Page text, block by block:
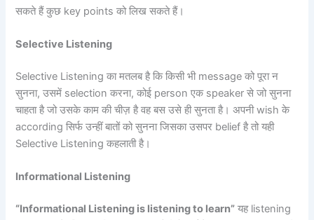
सकते हैं कुछ key points को लिख सकते हैं।
Selective Listening
Selective Listening का मतलब है कि किसी भी message को पूरा न
सुनना, उसमें selection करना, कोई person एक speaker से जो सुनना
चाहता है जो उसके काम की चीज़ है वह बस उसे ही सुनता है। अपनी wish के
according सिर्फ उन्हीं बातों को सुनना जिसका उसपर belief है तो यही
Selective Listening कहलाती है।
Informational Listening
“Informational Listening is listening to learn” यह listening